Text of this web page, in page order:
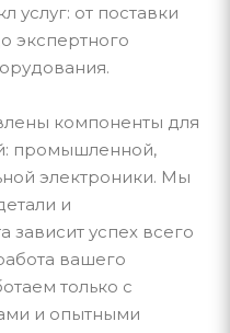
от поставки
экспертного
компоненты для
промышленной,
электроники. Мы
и
успех всего
вашего
только с
и опытными